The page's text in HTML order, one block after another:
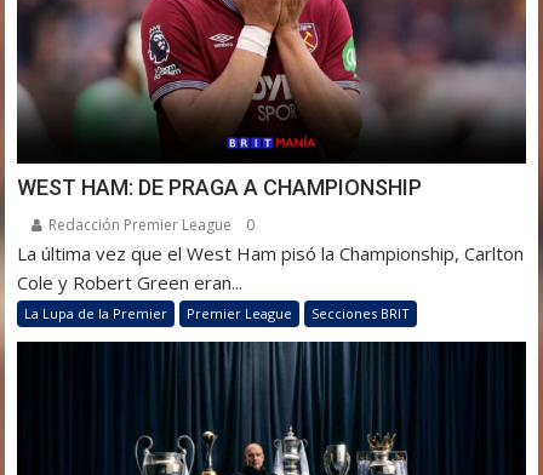
WEST HAM: DE PRAGA A CHAMPIONSHIP
Redacción Premier League 0
La última vez que el West Ham pisó la Championship, Carlton
Cole y Robert Green eran...
La Lupa de la Premier Premier League Secciones BRIT